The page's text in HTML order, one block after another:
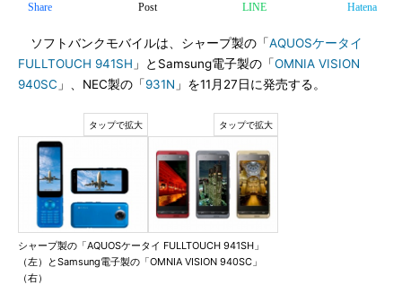
Share Post LINE Hatena
ソフトバンクモバイルは、シャープ製の「AQUOSケータイ
FULLTOUCH 941SH 」とSamsung電子製の「OMNIA VISION
940SC 」、NEC製の「931N 」を11月27日に発売する。
シャープ製の「AQUOSケータイ FULLTOUCH 941SH」
（左）とSamsung電子製の「OMNIA VISION 940SC」
（右）